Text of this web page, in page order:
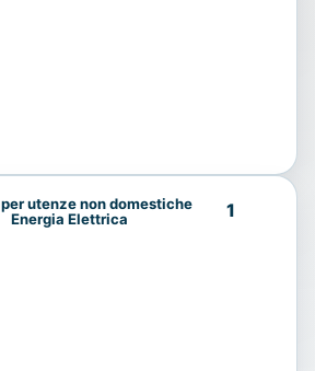
utenze non domestiche
Energia Elettrica
1